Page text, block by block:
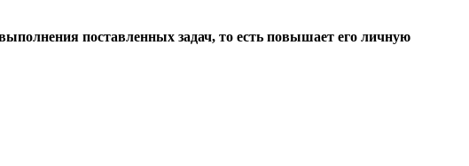
поставленных задач, то есть повышает его личную